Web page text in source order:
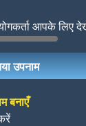
Jungle Cats
आपके लिए
बनाएँ